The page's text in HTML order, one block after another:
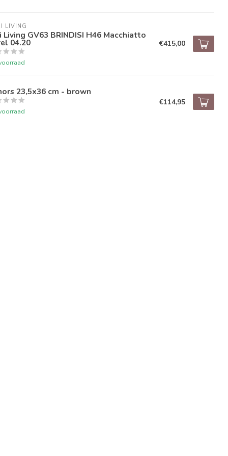
LIVING
Living GV63 BRINDISI H46 Macchiatto
04.20 €415,00
23,5x36 cm - brown
€114,95